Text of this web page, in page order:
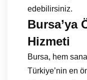
edebilirsiniz.
Bursa’ya
Hizmeti
Bursa, hem
Türkiye’nin en